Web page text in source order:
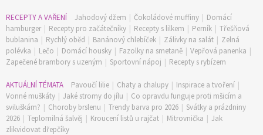
74 Kč
Objednat >
RECEPTY A VAŘENÍ Jahodový džem | Čokoládové muffiny | Domácí
hamburger | Recepty pro začátečníky | Recepty s lilkem | Perník | Třešňová
bublanina | Rychlý oběd | Banánový chlebíček | Zálivky na salát | Zelná
polévka | Lečo | Domácí housky | Fazolky na smetaně | Vepřová panenka |
Zapečené brambory s uzeným | Sportovní nápoj | Recepty s rybízem
AKTUÁLNÍ TÉMATA Pavoučí lilie | Chaty a chalupy | Inspirace a tvoření |
Vonné muškáty | Jaké stromy do jílu | Co opravdu funguje proti mšicím a
sviluškám? | Choroby brslenu | Trendy barva pro 2026 | Svátky a prázdniny
2026 | Teplomilná šalvěj | Kroucení listů u rajčat | Mitrovnička | Jak
zlikvidovat dřepčíky